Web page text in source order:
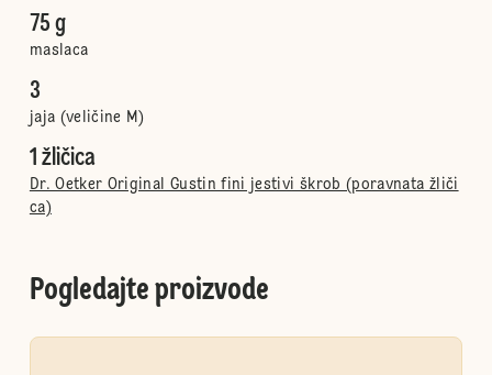
75 g
maslaca
3
jaja (veličine M)
1 žličica
Dr. Oetker Original Gustin fini jestivi škrob (poravnata žliči
ca)
Pogledajte proizvode